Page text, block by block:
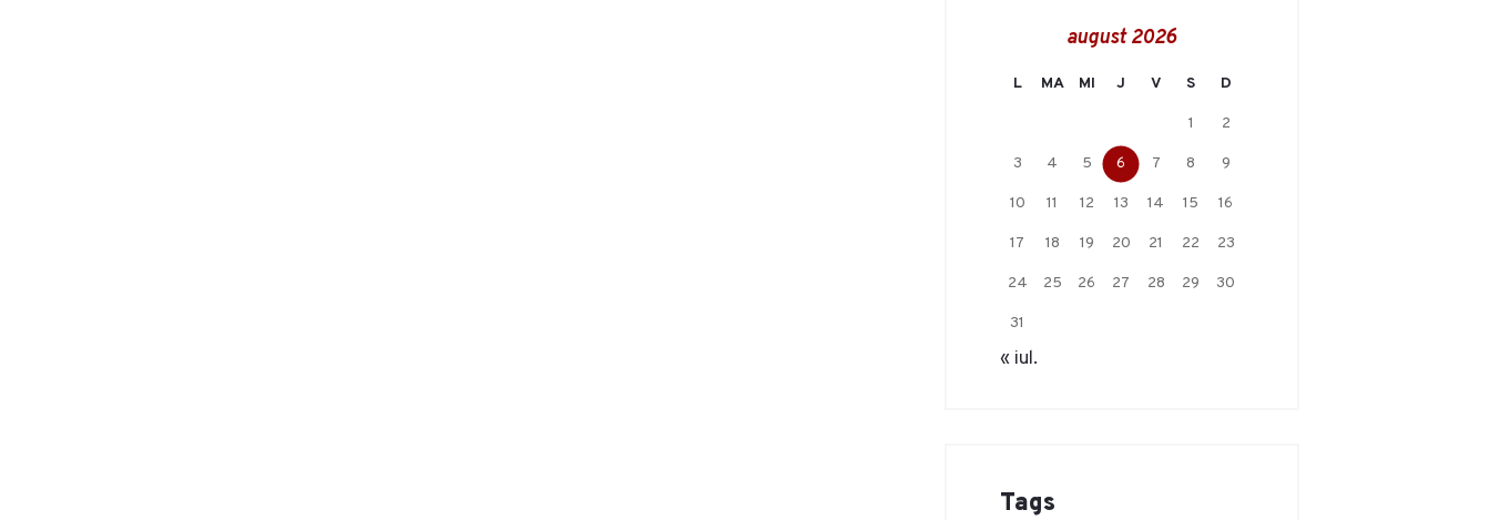
august 2026
L MA MI J V S D
1 2
3 4 5 6 7 8 9
10 11 12 13 14 15 16
17 18 19 20 21 22 23
24 25 26 27 28 29 30
31
« iul.
Tags